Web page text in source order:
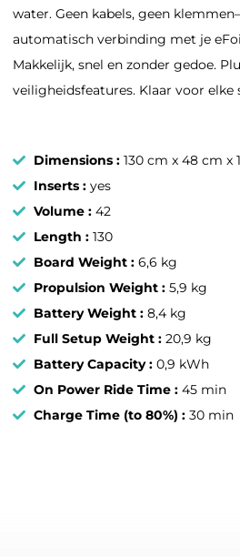
water. Geen kabels, geen
automatisch verbinding met je
Makkelijk, snel en zonder gedoe.
veiligheidsfeatures. Klaar voor elke
Dimensions : 130 cm x 48 cm x
Inserts : yes
Volume : 42
Length : 130
Board Weight : 6,6 kg
Propulsion Weight : 5,9 kg
Battery Weight : 8,4 kg
Full Setup Weight : 20,9 kg
Battery Capacity : 0,9 kWh
On Power Ride Time : 45 min
Charge Time (to 80%) : 30 min